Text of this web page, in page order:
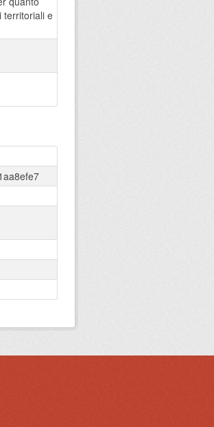
territoriali e